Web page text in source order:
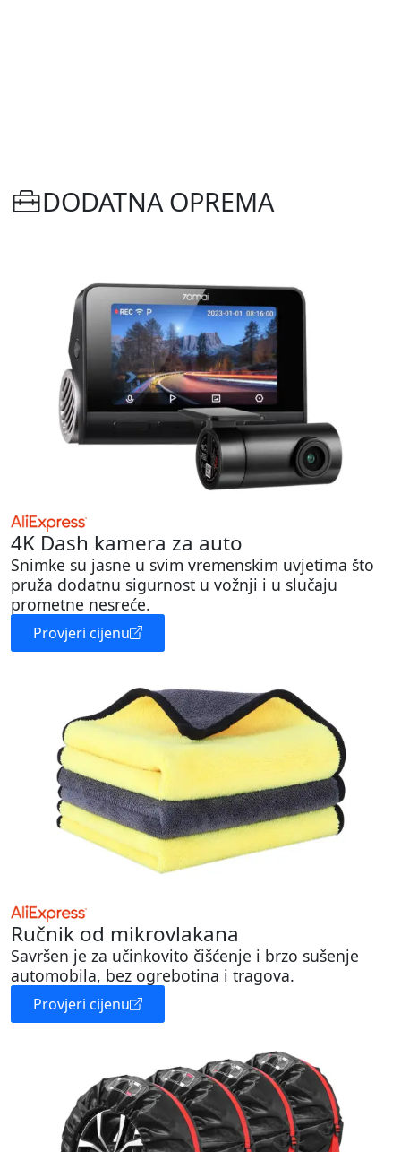
DODATNA OPREMA
4K Dash kamera za auto
Snimke su jasne u svim vremenskim uvjetima što
pruža dodatnu sigurnost u vožnji i u slučaju
prometne nesreće.
Provjeri cijenu
Ručnik od mikrovlakana
Savršen je za učinkovito čišćenje i brzo sušenje
automobila, bez ogrebotina i tragova.
Provjeri cijenu